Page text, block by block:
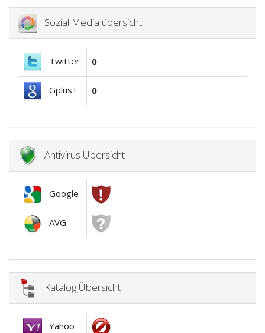
Sozial Media übersicht
Twitter 0
Gplus+ 0
Antivirus Übersicht
Google
AVG
Katalog Übersicht
Yahoo